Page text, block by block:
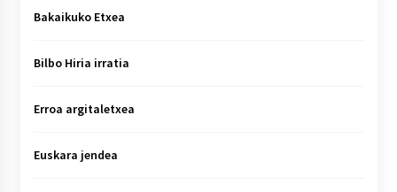
Bakaikuko Etxea
Bilbo Hiria irratia
Erroa argitaletxea
Euskara jendea